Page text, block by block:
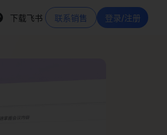
下载飞书 联系销售 登录/注册